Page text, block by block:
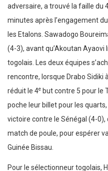
adversaire, a trouvé la faille du
minutes après l’engagement
les Etalons. Sawadogo
(4-3), avant qu’Akoutan Ayaovi
togolais. Les deux équipes
rencontre, lorsque Drabo Sidiki
réduit le 4e but contre 5 pour le
poche leur billet pour les
victoire contre le Sénégal (4-
match de poule, pour espérer
Guinée Bissau.
Pour le sélectionneur togolais,